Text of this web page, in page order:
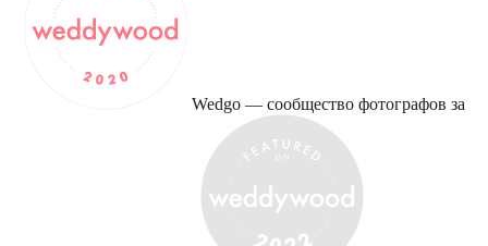
Wedgo — сообщество фотографов за